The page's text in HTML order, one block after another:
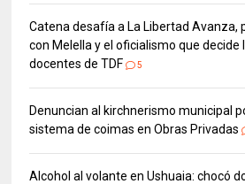
Catena desafía a La Libertad Avanza,
con Melella y el oficialismo que decide
docentes de TDF
5
Denuncian al kirchnerismo municipal
sistema de coimas en Obras Privadas
Alcohol al volante en Ushuaia: chocó